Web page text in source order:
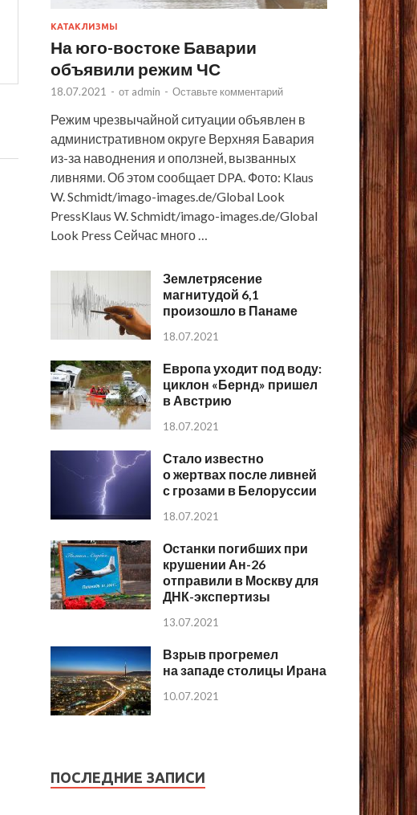
КАТАКЛИЗМЫ
На юго-востоке Баварии
объявили режим ЧС
18.07.2021 - от admin - Оставьте комментарий
Режим чрезвычайной ситуации объявлен в
административном округе Верхняя Бавария
из-за наводнения и оползней, вызванных
ливнями. Об этом сообщает DPA. Фото: Klaus
W. Schmidt/imago-images.de/Global Look
PressKlaus W. Schmidt/imago-images.de/Global
Look Press Сейчас много …
Землетрясение
магнитудой 6,1
произошло в Панаме
18.07.2021
Европа уходит под воду:
циклон «Бернд» пришел
в Австрию
18.07.2021
Стало известно
о жертвах после ливней
с грозами в Белоруссии
18.07.2021
Останки погибших при
крушении Ан-26
отправили в Москву для
ДНК-экспертизы
13.07.2021
Взрыв прогремел
на западе столицы Ирана
10.07.2021
ПОСЛЕДНИЕ ЗАПИСИ